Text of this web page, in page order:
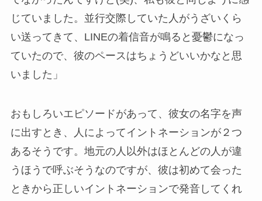
じていました。並行交際していた人がうざいくら
い送ってきて、LINEの着信音が鳴ると憂鬱になっ
ていたので、彼のペースはちょうどいいかなと思
いました」
おもしろいエピソードがあって、彼女の名字を声
に出すとき、人によってイントネーションが２つ
あるそうです。地元の人以外はほとんどの人が違
うほうで呼ぶそうなのですが、彼は初めて会った
ときから正しいイントネーションで発音してくれ